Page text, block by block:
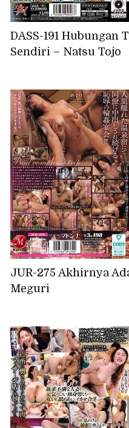
DASS-191 Hubungan
Sendiri – Natsu Tojo
JUR-275 Akhirnya
Meguri